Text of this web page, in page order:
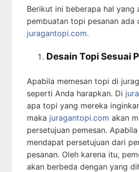
Berikut ini beberapa hal yang
pembuatan topi pesanan
juragantopi.com.
Desain Topi Sesuai
Apabila memesan topi di
seperti Anda harapkan. Di
apa topi yang mereka
maka juragantopi.com akan
persetujuan pemesan.
mendapat persetujuan dari
pesanan. Oleh karena itu,
akan berbeda dengan yang